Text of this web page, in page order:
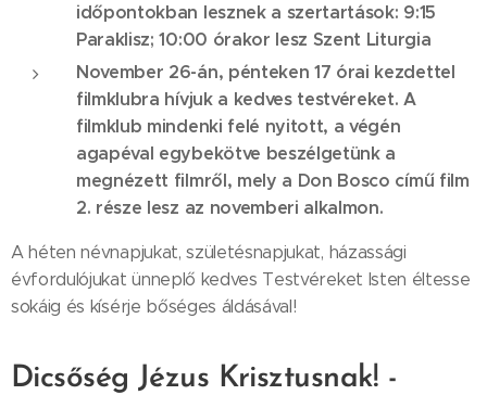
időpontokban lesznek a szertartások: 9:15
Paraklisz; 10:00 órakor lesz Szent Liturgia
November 26-án, pénteken 17 órai kezdettel
filmklubra hívjuk a kedves testvéreket. A
filmklub mindenki felé nyitott, a végén
agapéval egybekötve beszélgetünk a
megnézett filmről, mely a Don Bosco című film
2. része lesz az novemberi alkalmon.
A héten névnapjukat, születésnapjukat, házassági
évfordulójukat ünneplő kedves Testvéreket Isten éltesse
sokáig és kísérje bőséges áldásával!
Dicsőség Jézus Krisztusnak! -